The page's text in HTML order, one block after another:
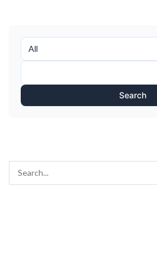
Search